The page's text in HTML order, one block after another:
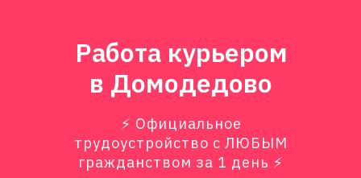
Работа курьером
в Домодедово
⚡️ Официальное
трудоустройство с ЛЮБЫМ
гражданством за 1 день ⚡️